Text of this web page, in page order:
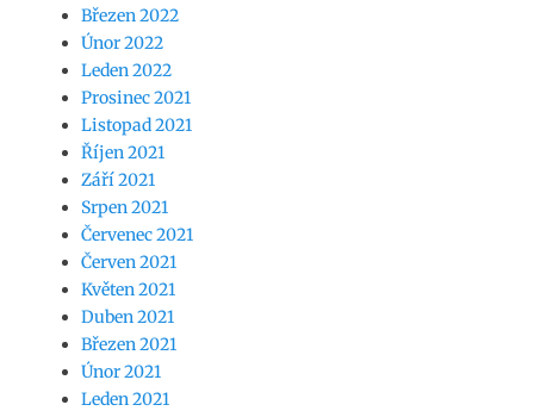
Březen 2022
Únor 2022
Leden 2022
Prosinec 2021
Listopad 2021
Říjen 2021
Září 2021
Srpen 2021
Červenec 2021
Červen 2021
Květen 2021
Duben 2021
Březen 2021
Únor 2021
Leden 2021